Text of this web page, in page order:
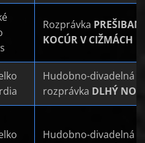
Rozprávka
KOCÚR V CIŽMÁCH
Hudobno-divadelná
rozprávka DLHÝ NOS
Hudobno-divadelná